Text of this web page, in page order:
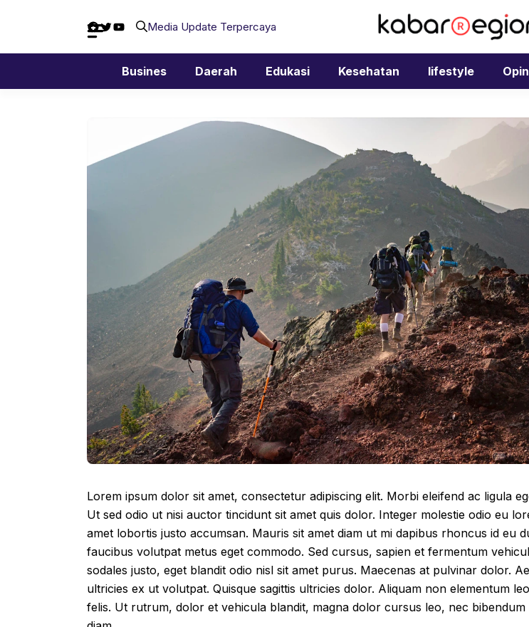
Facebook
Twitter
YouTubeMedia Update Terpercaya
Busines Daerah Edukasi Kesehatan lifestyle
Lorem ipsum dolor sit amet, consectetur adipiscing elit. Morbi eleifend ac ligula
Ut sed odio ut nisi auctor tincidunt sit amet quis dolor. Integer molestie odio eu
amet lobortis justo accumsan. Mauris sit amet diam ut mi dapibus rhoncus id eu
faucibus volutpat metus eget commodo. Sed cursus, sapien et fermentum
sodales justo, eget blandit odio nisl sit amet purus. Maecenas at pulvinar dolor.
ultricies ex ut volutpat. Quisque sagittis ultricies dolor. Aliquam non elementum
felis. Ut rutrum, dolor et vehicula blandit, magna dolor cursus leo, nec